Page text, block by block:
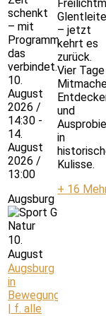
schenkt
– mit
Programm,
das
verbindet.
10.
August
2026 /
14:30 -
14.
August
2026 /
13:00
Augsburg in
10.
August
Augsburg
in
Bewegung
| f. alle
– jetzt
kehrt es
zurück.
Vier Tage
und
in
Kulisse.
+ 16